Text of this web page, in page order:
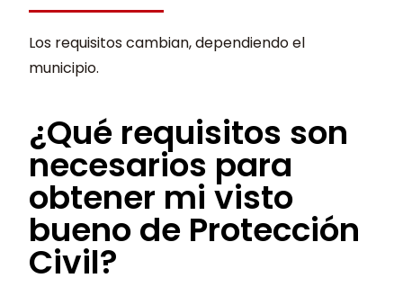
Los requisitos cambian, dependiendo el
municipio.
¿Qué requisitos son
necesarios para
obtener mi visto
bueno de Protección
Civil?